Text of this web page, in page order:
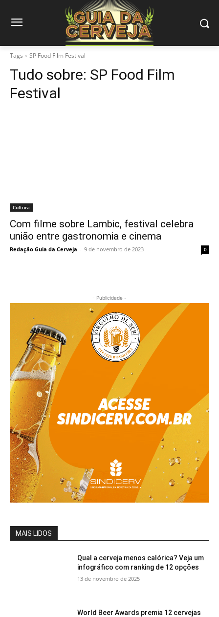
Tags SP Food Film Festival
Tudo sobre: SP Food Film
Festival
Cultura
Com filme sobre Lambic, festival celebra
união entre gastronomia e cinema
Redação Guia da Cerveja - 9 de novembro de 2023 0
- Publicidade -
MAIS LIDOS
Qual a cerveja menos calórica? Veja um
infográfico com ranking de 12 opções
13 de novembro de 2025
World Beer Awards premia 12 cervejas